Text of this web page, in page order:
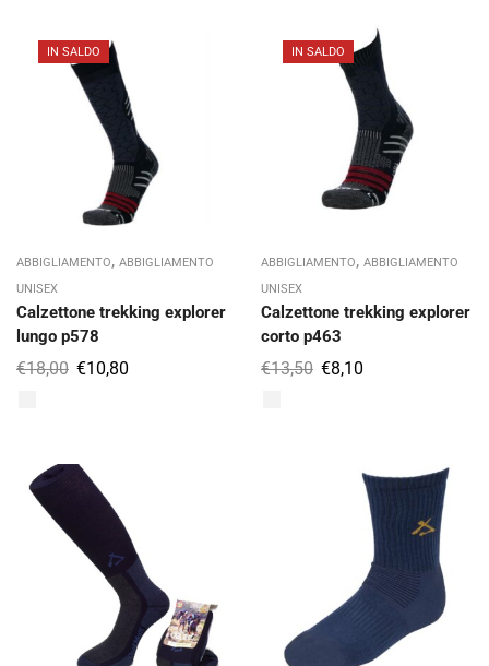
IN SALDO
ABBIGLIAMENTO, ABBIGLIAMENTO
UNISEX
Calzettone trekking explorer
lungo p578
€18,00 €10,80
IN SALDO
ABBIGLIAMENTO, ABBIGLIAMENTO
UNISEX
Calzettone trekking explorer
corto p463
€13,50 €8,10